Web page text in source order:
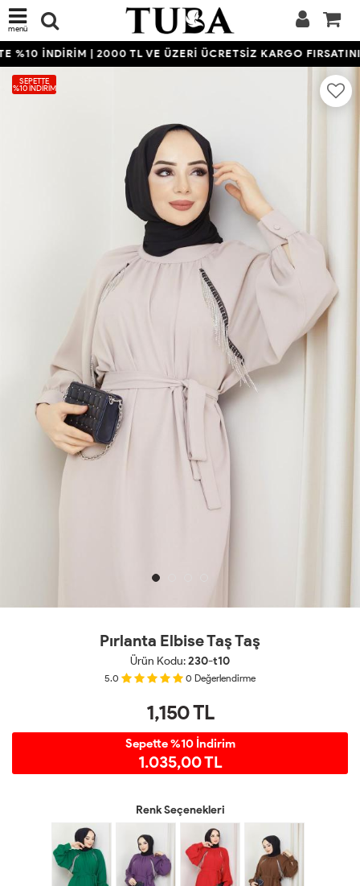
menü
%10 İNDİRİM | 2000 TL VE ÜZERİ ÜCRETSİZ KARGO FIRSATINI
SEPETTE
%10 İNDIRIM
Pırlanta Elbise Taş Taş
Ürün Kodu:230-t10
5.0 0 Değerlendirme
1,150TL
Sepette %10 İndirim
1.035,00 TL
Renk Seçenekleri